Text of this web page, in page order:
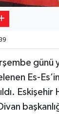
günü
Es-